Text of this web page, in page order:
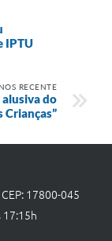
IPTU
RECENTE
do
Crianças”
17800-045
17:15h